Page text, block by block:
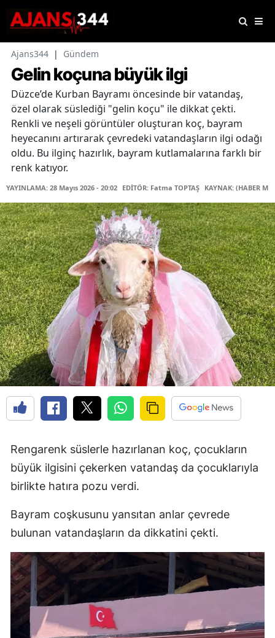
Ajans344 | Gündem
Gelin koçuna büyük ilgi
Düzce’de Kurban Bayramı öncesinde bir vatandaş,
özel olarak süslediği "gelin koçu" ile dikkat çekti.
Renkli ve neşeli görüntüler oluşturan koç, bayram
heyecanını artırarak çevredeki vatandaşların ilgi odağı
oldu. Bu ilginç hazırlık, bayram kutlamalarına farklı bir
renk katıyor.
YAYINLAMA: 28 Mayıs 2026 - 20:02 EDİTÖR: Fatma TOPTAŞ KAYNAK: (HABER
Rengarenk süslerle hazırlanan koç, çocukların
büyük ilgisini çekerken vatandaş da çocuklarıyla
birlikte hatıra pozu verdi.
Bayram coşkusunu yansıtan anlar çevrede
bulunan vatandaşların da dikkatini çekti.